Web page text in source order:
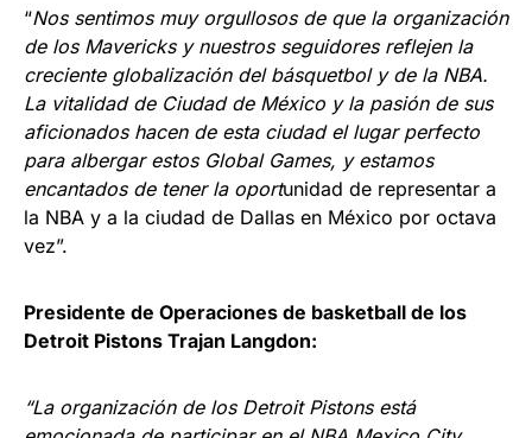
“Nos sentimos muy orgullosos de que la organización
de los Mavericks y nuestros seguidores reflejen la
creciente globalización del básquetbol y de la NBA.
La vitalidad de Ciudad de México y la pasión de sus
aficionados hacen de esta ciudad el lugar perfecto
para albergar estos Global Games, y estamos
encantados de tener la oportunidad de representar a
la NBA y a la ciudad de Dallas en México por octava
vez”.
Presidente de Operaciones de basketball de los
Detroit Pistons Trajan Langdon:
“La organización de los Detroit Pistons está